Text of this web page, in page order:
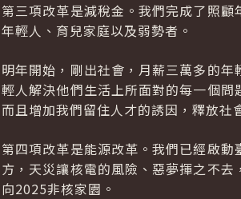
第三項改革是減稅金。我們完成了照
年輕人、育兒家庭以及弱勢者。
明年開始，剛出社會，月薪三萬多的
輕人解決他們生活上所面對的每一個問
而且增加我們留住人才的誘因，釋放社
第四項改革是能源改革。我們已經啟
方，天災讓核電的風險、惡夢揮之不
向2025非核家園。